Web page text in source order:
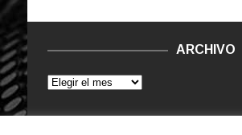
ARCHIVO